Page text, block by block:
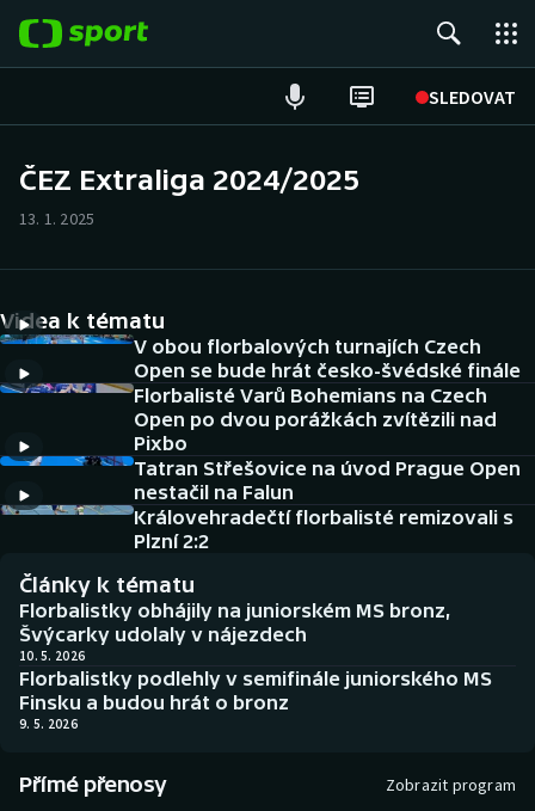
SLEDOVAT
Hokej
Tenis
Atletika
Cyklistika
DALŠÍ SPORTY
Americký fotbal
Baseball a softbal
Basketbal
Biatlon
Boby a skeleton
Box
NEPŘEHLÉDNĚTE
Historické návraty
Aplikace ČT sport
AZ kvíz
ČEZ Extraliga 2024/2025
13. 1. 2025
Videa k tématu
V obou florbalových turnajích Czech
Open se bude hrát česko-švédské finále
Florbalisté Varů Bohemians na Czech
Open po dvou porážkách zvítězili nad
Pixbo
Tatran Střešovice na úvod Prague Open
nestačil na Falun
Královehradečtí florbalisté remizovali s
Plzní 2:2
Články k tématu
Florbalistky obhájily na juniorském MS bronz,
Švýcarky udolaly v nájezdech
10. 5. 2026
Florbalistky podlehly v semifinále juniorského MS
Finsku a budou hrát o bronz
9. 5. 2026
Přímé přenosy Zobrazit program